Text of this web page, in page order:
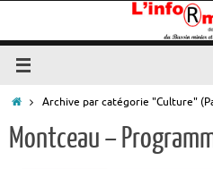
contenu
Accueil
Archive par catégorie "Culture"
Montceau –